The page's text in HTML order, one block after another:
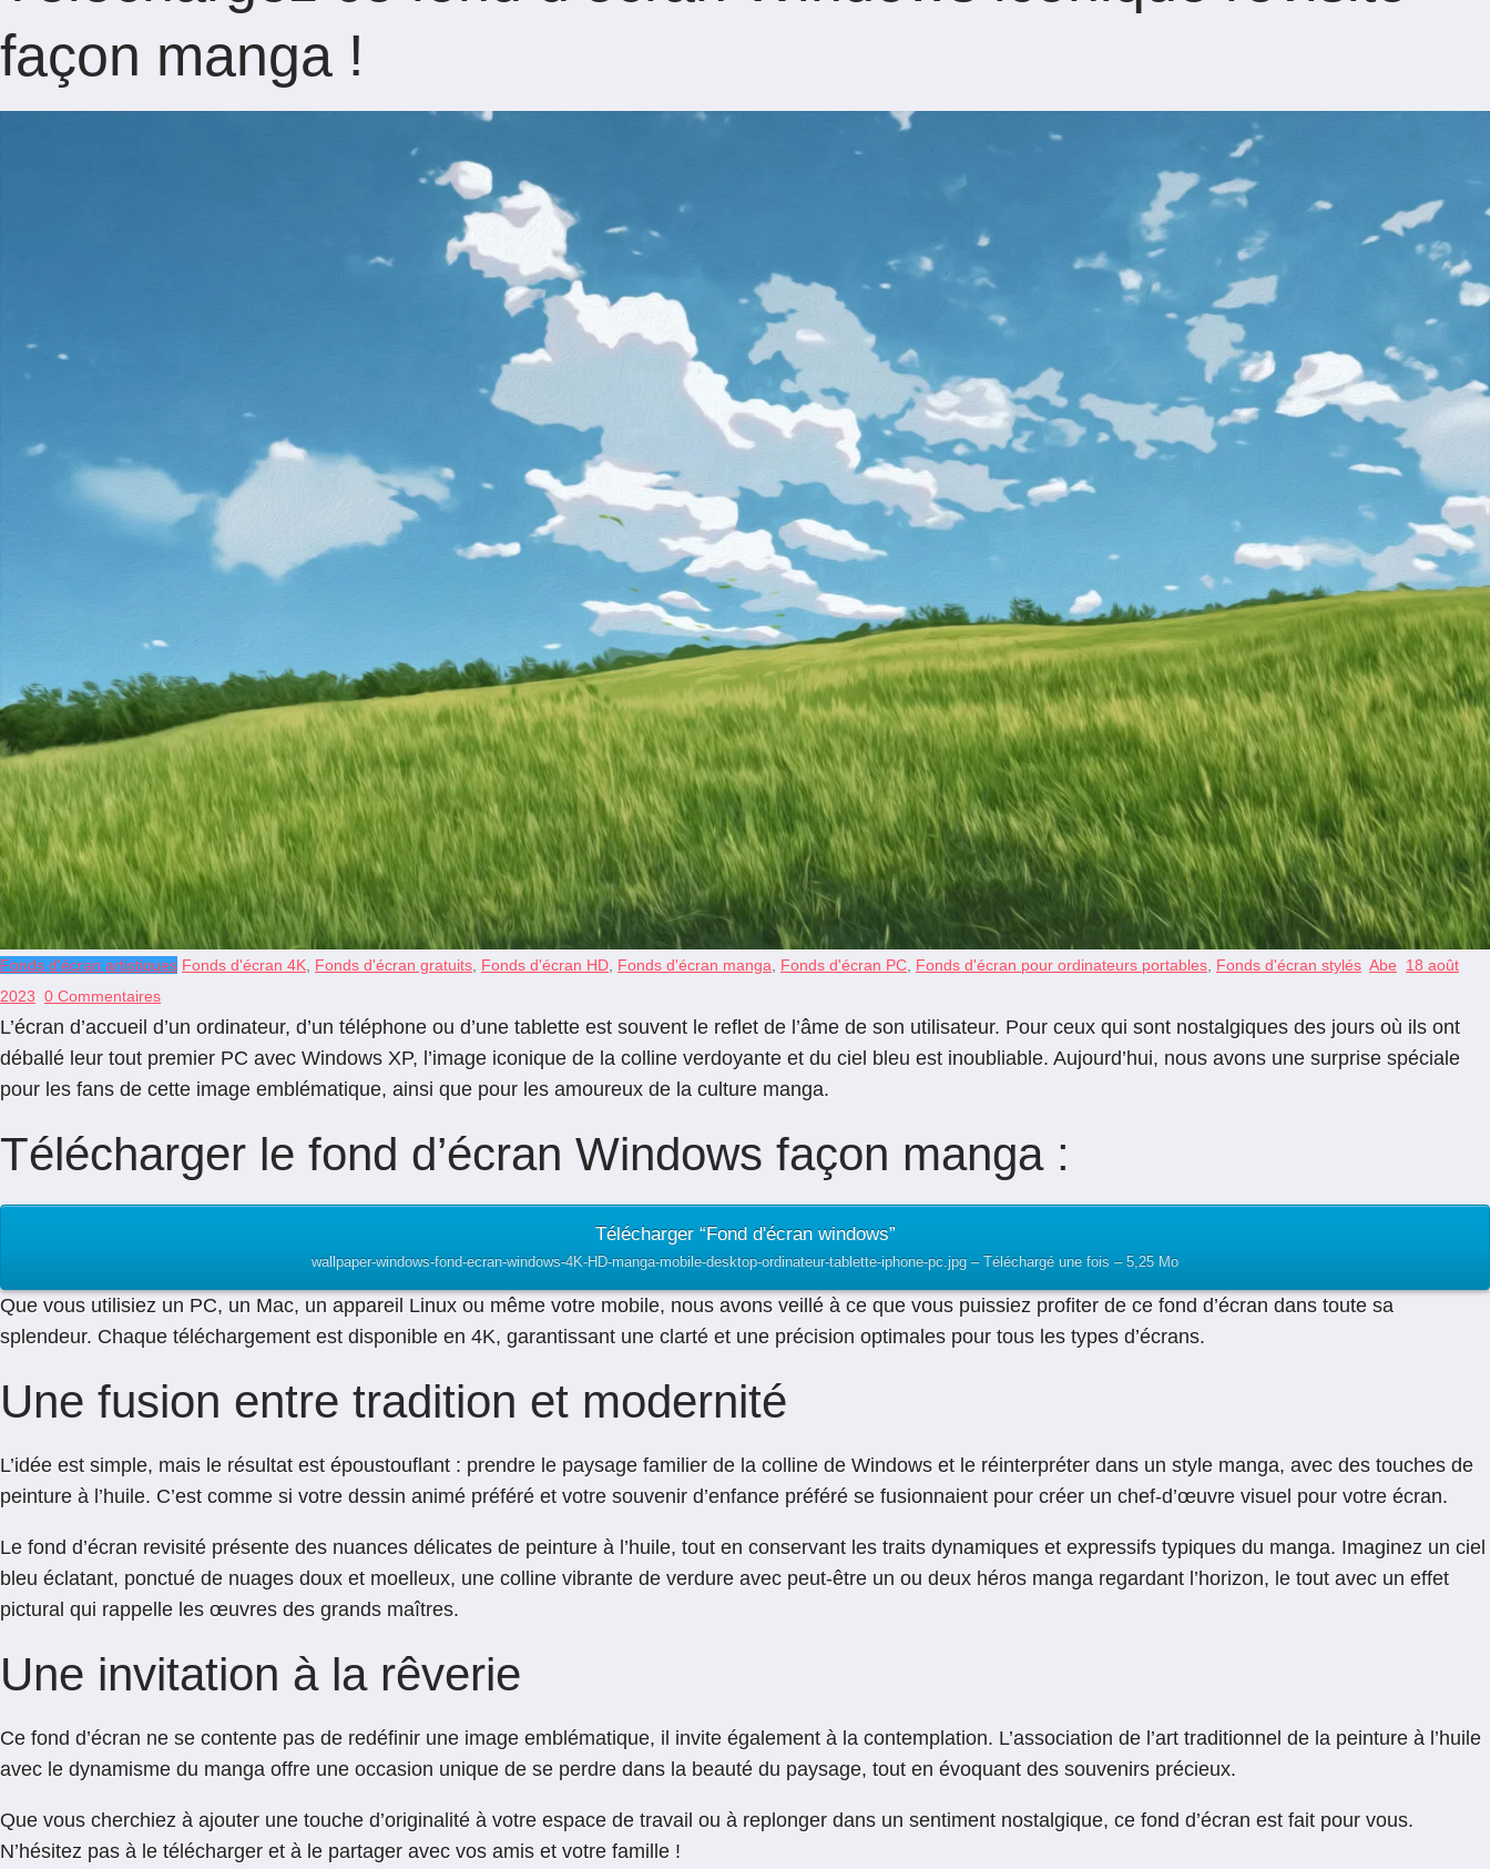
façon manga !
Fonds d'écran artistiques Fonds d'écran 4K Fonds d'écran gratuits Fonds d'écran HD Fonds d'écran manga Fonds d'écran PC Fonds d'écran pour ordinateurs portables Fonds d'écran stylés Abe
18 août
2023 0 Commentaires
L’écran d’accueil d’un ordinateur, d’un téléphone ou d’une tablette est souvent le reflet de l’âme de son utilisateur. Pour ceux qui sont nostalgiques des jours où ils ont
déballé leur tout premier PC avec Windows XP, l’image iconique de la colline verdoyante et du ciel bleu est inoubliable. Aujourd’hui, nous avons une surprise spéciale
pour les fans de cette image emblématique, ainsi que pour les amoureux de la culture manga.
Télécharger le fond d’écran Windows façon manga :
Télécharger “Fond d'écran windows”
wallpaper-windows-fond-ecran-windows-4K-HD-manga-mobile-desktop-ordinateur-tablette-iphone-pc.jpg – Téléchargé une fois – 5,25 Mo
Que vous utilisiez un PC, un Mac, un appareil Linux ou même votre mobile, nous avons veillé à ce que vous puissiez profiter de ce fond d’écran dans toute sa
splendeur. Chaque téléchargement est disponible en 4K, garantissant une clarté et une précision optimales pour tous les types d’écrans.
Une fusion entre tradition et modernité
L’idée est simple, mais le résultat est époustouflant : prendre le paysage familier de la colline de Windows et le réinterpréter dans un style manga, avec des touches de
peinture à l’huile. C’est comme si votre dessin animé préféré et votre souvenir d’enfance préféré se fusionnaient pour créer un chef-d’œuvre visuel pour votre écran.
Le fond d’écran revisité présente des nuances délicates de peinture à l’huile, tout en conservant les traits dynamiques et expressifs typiques du manga. Imaginez un ciel
bleu éclatant, ponctué de nuages doux et moelleux, une colline vibrante de verdure avec peut-être un ou deux héros manga regardant l’horizon, le tout avec un effet
pictural qui rappelle les œuvres des grands maîtres.
Une invitation à la rêverie
Ce fond d’écran ne se contente pas de redéfinir une image emblématique, il invite également à la contemplation. L’association de l’art traditionnel de la peinture à l’huile
avec le dynamisme du manga offre une occasion unique de se perdre dans la beauté du paysage, tout en évoquant des souvenirs précieux.
Que vous cherchiez à ajouter une touche d’originalité à votre espace de travail ou à replonger dans un sentiment nostalgique, ce fond d’écran est fait pour vous.
N’hésitez pas à le télécharger et à le partager avec vos amis et votre famille !